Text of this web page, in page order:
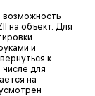
возможность
на объект. Для
и
к
для
на